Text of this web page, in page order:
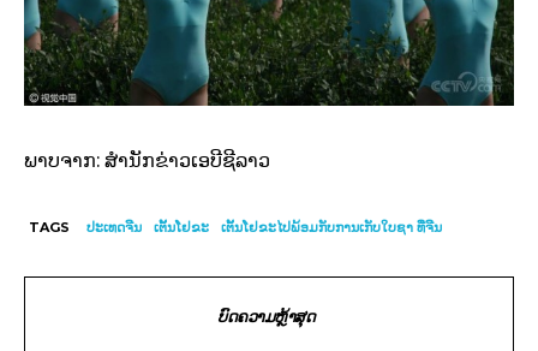
ພາບຈາກ: ສຳນັກຂ່າວເອບີຊີລາວ
TAGS ປະເທດຈີນ ເຕັ້ນໂຢຂະ ເຕັ້ນໂຢຂະໄປພ້ອມກັບການເກັບໃບຊາ ທີ່ຈີນ
ບົດຄວາມຫຼ້າສຸດ